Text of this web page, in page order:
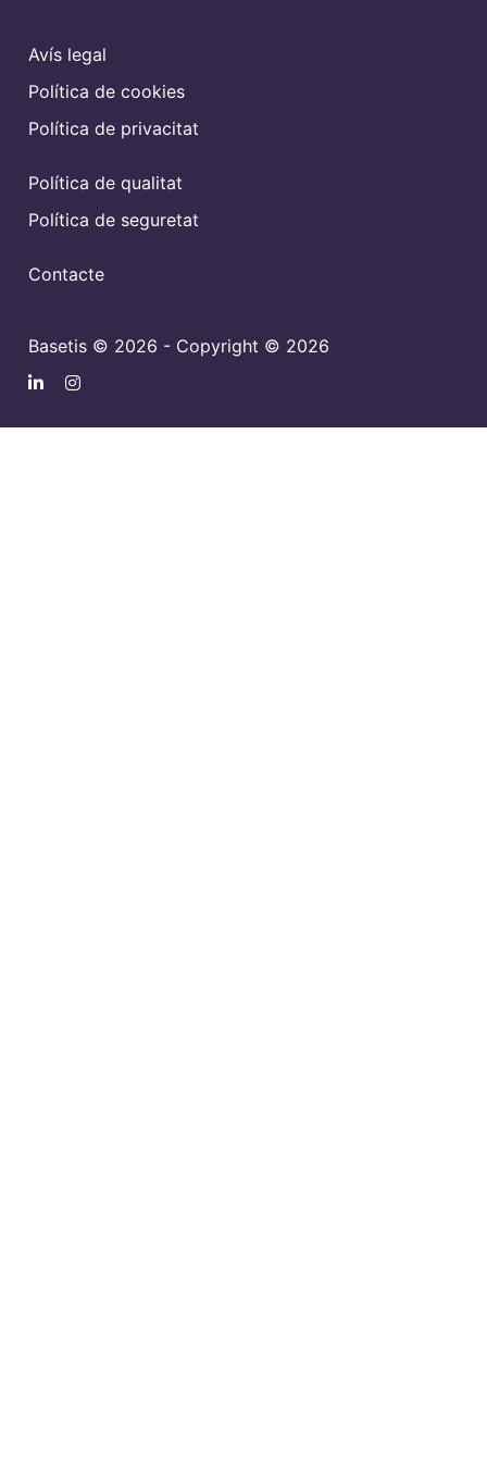
Avís legal
Política de cookies
Política de privacitat
Política de qualitat
Política de seguretat
Contacte
Basetis © 2026 - Copyright © 2026